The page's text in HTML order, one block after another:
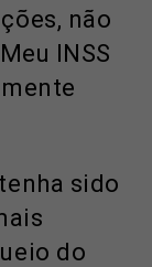
não
INSS
sido
do